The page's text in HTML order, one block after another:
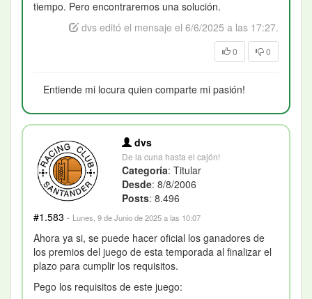
tiempo. Pero encontraremos una solución.
dvs editó el mensaje el 6/6/2025 a las 17:27.
0 0
Entiende mi locura quien comparte mi pasión!
dvs
De la cuna hasta el cajón!
Categoría: Titular
Desde: 8/8/2006
Posts: 8.496
#1.583 · Lunes, 9 de Junio de 2025 a las 10:07
Ahora ya si, se puede hacer oficial los ganadores de
los premios del juego de esta temporada al finalizar el
plazo para cumplir los requisitos.
Pego los requisitos de este juego: